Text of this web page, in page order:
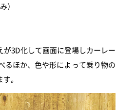
）
3D化して画面に登場しカーレー
るほか、色や形によって乗り物の
。